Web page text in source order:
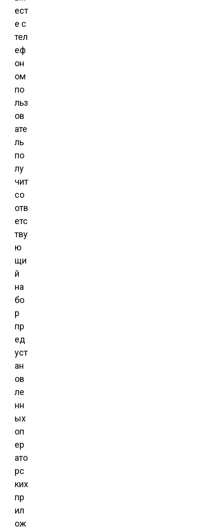
ест
е с
тел
еф
он
ом
по
льз
ов
ате
ль
по
лу
чит
со
отв
етс
тву
ю
щи
й
на
бо
р
пр
ед
уст
ан
ов
ле
нн
ых
оп
ер
ато
рс
ких
пр
ил
ож